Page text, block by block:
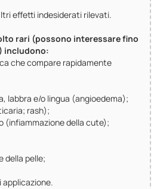
effetti indesiderati rilevati.
rari (possono interessare fino
includono:
che compare rapidamente
labbra e/o lingua (angioedema);
rash);
(infiammazione della cute);
della pelle;
applicazione.